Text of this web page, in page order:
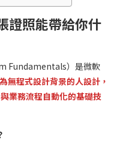
證照能帶給你什
Fundamentals）是微軟
無程式設計背景的人設計 ，
業務流程自動化的基礎技